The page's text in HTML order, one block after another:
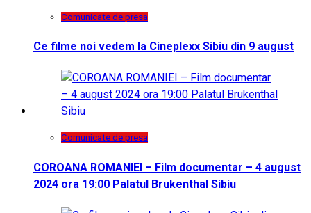
Comunicate de presa
Ce filme noi vedem la Cineplexx Sibiu din 9 august
Comunicate de presa
COROANA ROMANIEI – Film documentar – 4 august
2024 ora 19:00 Palatul Brukenthal Sibiu